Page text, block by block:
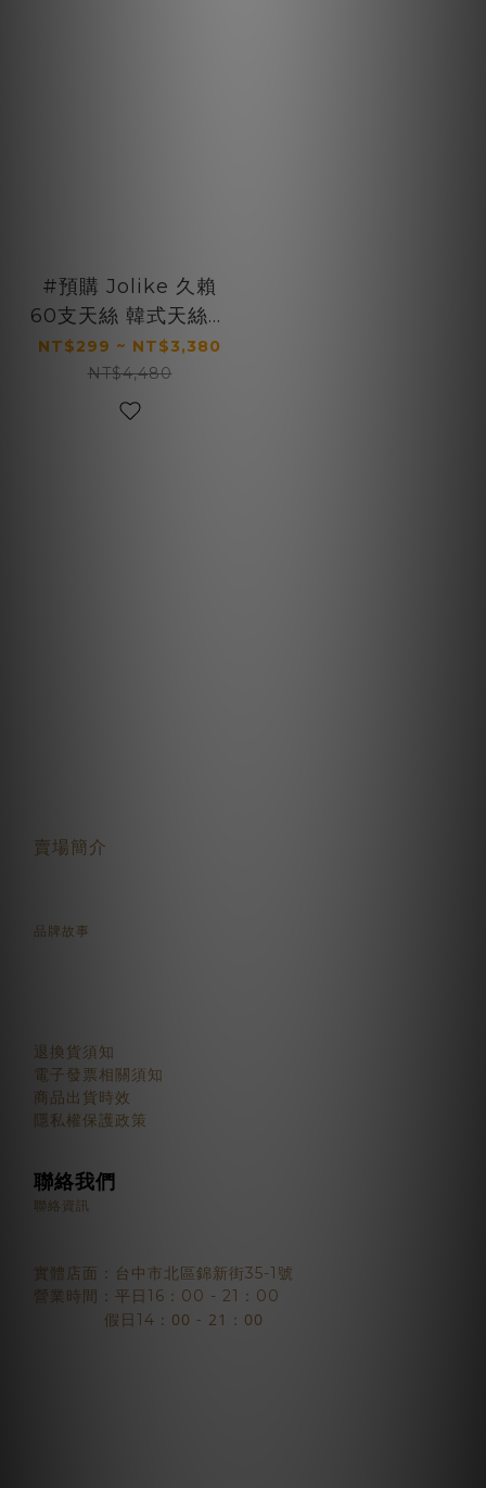
#預購 Jolike 久賴
60支天絲 韓式天絲床
包 六色
NT$299 ~ NT$3,380
NT$4,480
賣場簡介
品牌故事
退換貨須知
電子發票相關須知
商品出貨時效
隱私權保護政策
聯絡我們
聯絡資訊
實體店面：台中市北區錦新街35-1號
營業時間：平日16：00 - 21：00
假日14 ：00 - 21：00